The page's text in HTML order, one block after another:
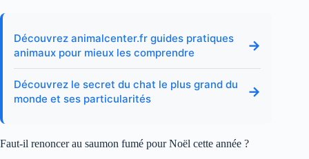
Découvrez animalcenter.fr guides pratiques
animaux pour mieux les comprendre
→
Découvrez le secret du chat le plus grand du
monde et ses particularités
→
Faut‑il renoncer au saumon fumé pour Noël cette année ?